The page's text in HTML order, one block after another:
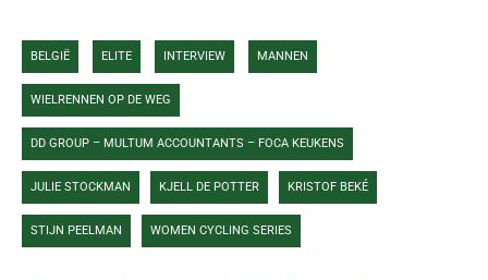
BELGIË ELITE INTERVIEW MANNEN
WIELRENNEN OP DE WEG
DD GROUP – MULTUM ACCOUNTANTS – FOCA KEUKENS
JULIE STOCKMAN KJELL DE POTTER KRISTOF BEKÉ
STIJN PEELMAN WOMEN CYCLING SERIES